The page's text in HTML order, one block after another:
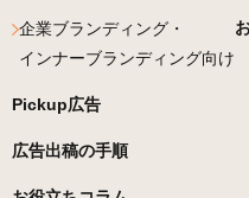
企業ブランディング・
インナーブランディング向け
Pickup広告
広告出稿の手順